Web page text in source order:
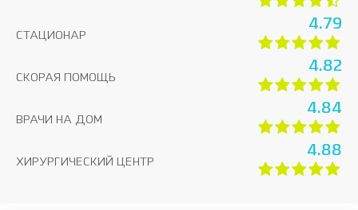
СТАЦИОНАР
4.79
СКОРАЯ ПОМОЩЬ
4.82
ВРАЧИ НА ДОМ
4.84
ХИРУРГИЧЕСКИЙ ЦЕНТР
4.88